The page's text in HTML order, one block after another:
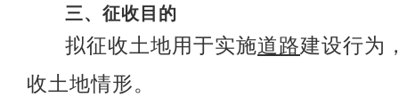
三、 征收目的
拟征收土地用于实施道路建设行为
收土地情形。